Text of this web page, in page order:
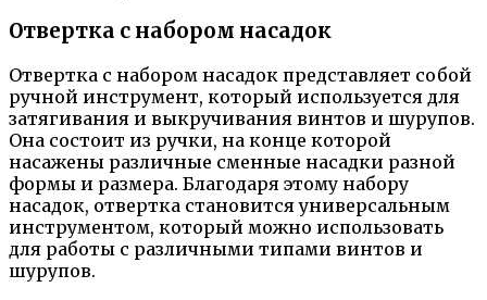
Отвертка с набором насадок
Отвертка с набором насадок представляет собой
ручной инструмент, который используется для
затягивания и выкручивания винтов и шурупов.
Она состоит из ручки, на конце которой
насажены различные сменные насадки разной
формы и размера. Благодаря этому набору
насадок, отвертка становится универсальным
инструментом, который можно использовать
для работы с различными типами винтов и
шурупов.